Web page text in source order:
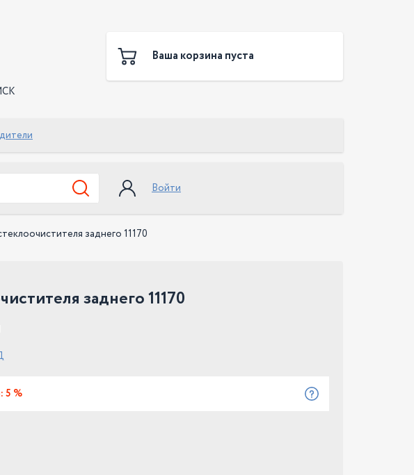
Ваша корзина пуста
Войти
заднего 11170
заднего 11170
5 %